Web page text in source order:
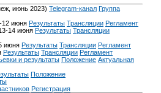
июнь 2023) Telegram-канал Группа
12 июня Результаты Трансляции Регламент
14 июня Результаты Трансляции
июня Результаты Трансляции Регламент
Результаты Трансляции Регламент
и результаты Положение Актуальная
Положение
Регистрация